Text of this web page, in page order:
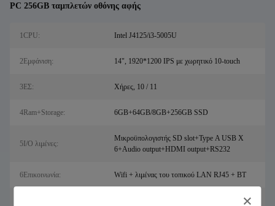
PC 256GB ταμπλετών οθόνης αφής
1CPU: Intel J4125/i3-5005U
2Εμφάνιση: 14", 1920*1200 IPS με χωρητικό 10-touch
3ΕΣ: Χήρες, 10 / 11
4Ram+Storage: 6GB+64GB/8GB+256GB SSD
5I/O λιμένες:
Μικροϋπολογιστής SD slot+Type Α USB Χ
6+Audio output+HDMI output+RS232
6Επικοινωνία: Wifi + λιμένας του τοπικού LAN RJ45 + BT